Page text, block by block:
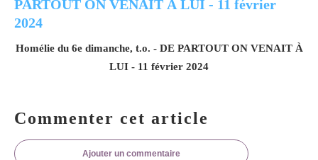
Homélie du 6e dimanche, t.o. - DE PARTOUT ON VENAIT À
LUI - 11 février 2024
Commenter cet article
Ajouter un commentaire